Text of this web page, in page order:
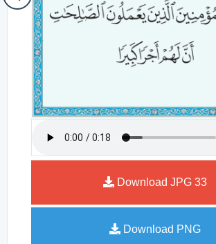
Download JPG 33
Download PNG